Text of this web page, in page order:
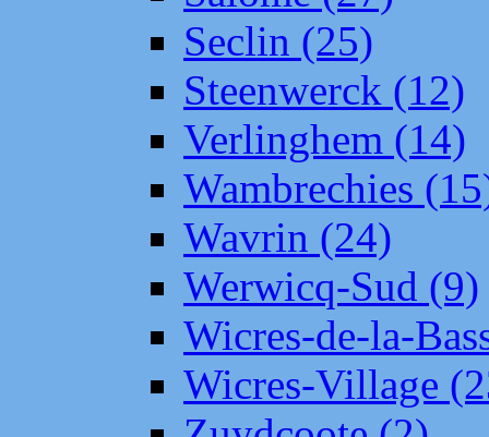
Seclin (25)
Steenwerck (12)
Verlinghem (14)
Wambrechies
Wavrin (24)
Werwicq-Sud (9)
Wicres-de-la-
Wicres-Village